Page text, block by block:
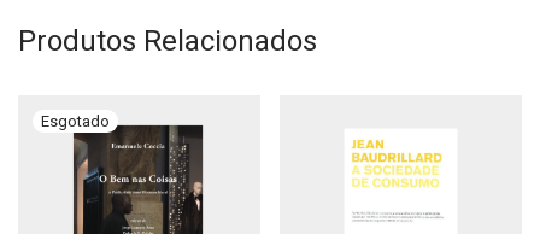
Produtos Relacionados